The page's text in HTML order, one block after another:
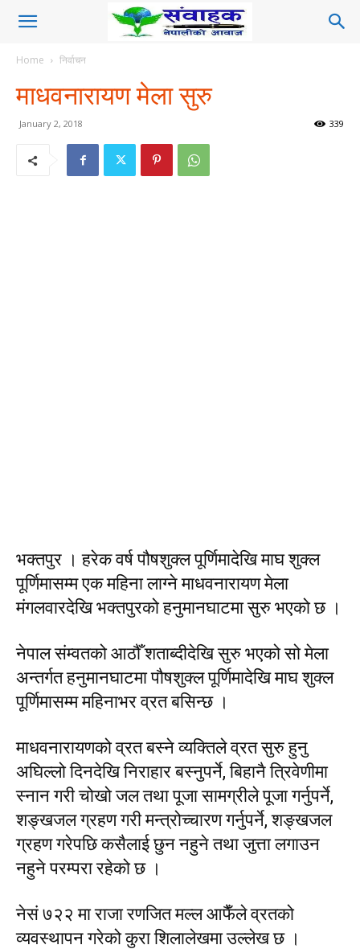
Home निर्वाचन
माधवनारायण मेला सुरु
January 2, 2018 339
भक्तपुर । हरेक वर्ष पौषशुक्ल पूर्णिमादेखि माघ शुक्ल
पूर्णिमासम्म एक महिना लाग्ने माधवनारायण मेला
मंगलवारदेखि भक्तपुरको हनुमानघाटमा सुरु भएको छ ।
नेपाल संम्वतको आठौँ शताब्दीदेखि सुरु भएको सो मेला
अन्तर्गत हनुमानघाटमा पौषशुक्ल पूर्णिमादेखि माघ शुक्ल
पूर्णिमासम्म महिनाभर व्रत बसिन्छ ।
माधवनारायणको व्रत बस्ने व्यक्तिले व्रत सुरु हुनु
अघिल्लो दिनदेखि निराहार बस्नुपर्ने, बिहानै त्रिवेणीमा
स्नान गरी चोखो जल तथा पूजा सामग्रीले पूजा गर्नुपर्ने,
शङ्खजल ग्रहण गरी मन्त्रोच्चारण गर्नुपर्ने, शङ्खजल
ग्रहण गरेपछि कसैलाई छुन नहुने तथा जुत्ता लगाउन
नहुने परम्परा रहेको छ ।
नेसं ७२२ मा राजा रणजित मल्ल आफैँले व्रतको
व्यवस्थापन गरेको कुरा शिलालेखमा उल्लेख छ ।